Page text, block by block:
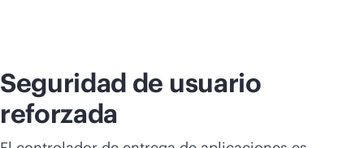
Seguridad de usuario
reforzada